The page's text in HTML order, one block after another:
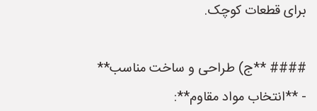
برای قطعات کوچک.
#### **ج) طراحی و ساخت مناسب**
- **انتخاب مواد مقاوم**: